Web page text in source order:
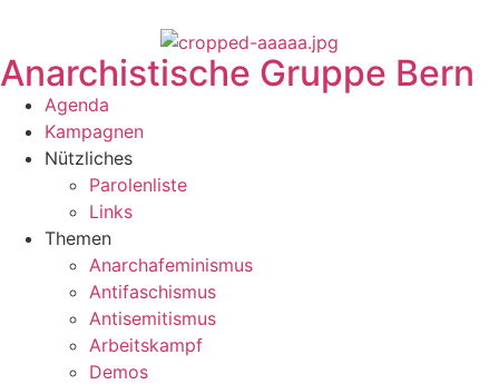
Anarchistische Gruppe Bern
Agenda
Kampagnen
Nützliches
Parolenliste
Links
Themen
Anarchafeminismus
Antifaschismus
Antisemitismus
Arbeitskampf
Demos